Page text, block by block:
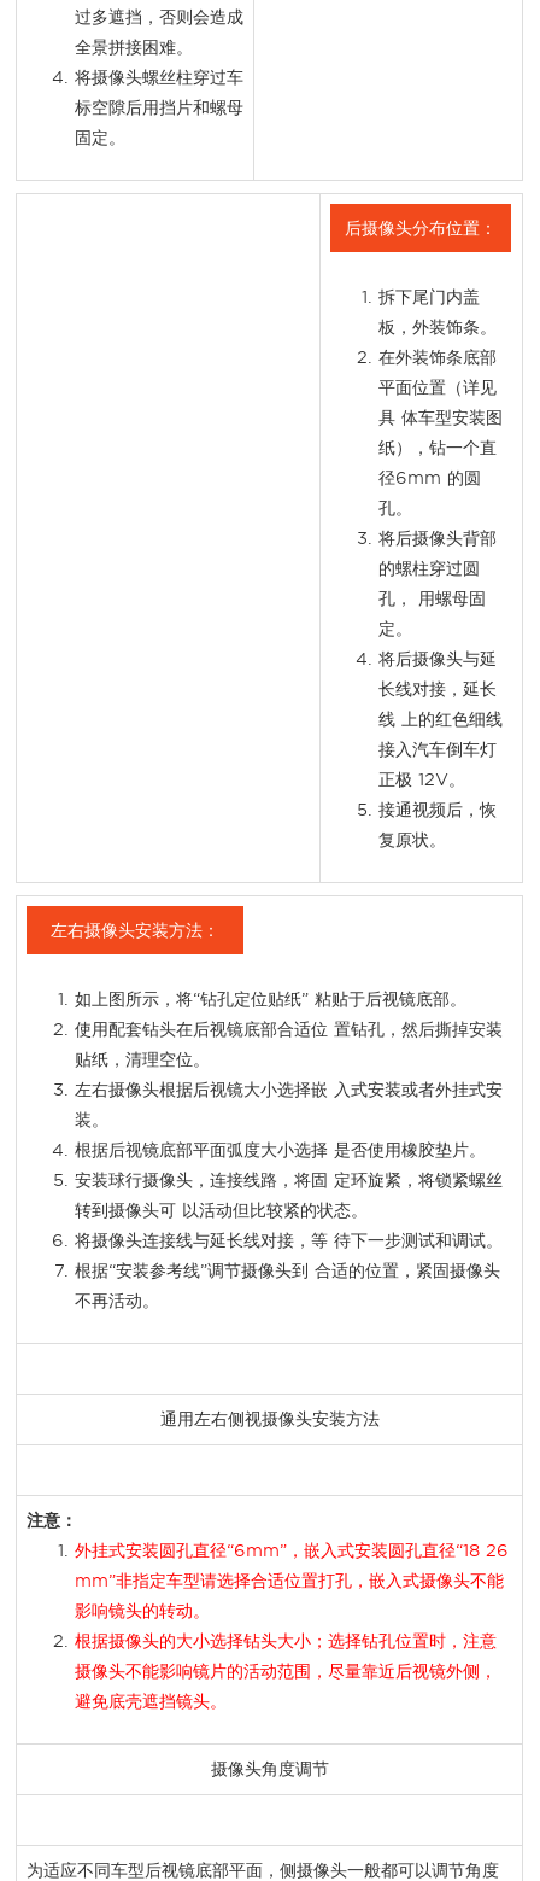
过多遮挡，否则会造成
全景拼接困难。
将摄像头螺丝柱穿过车
标空隙后用挡片和螺母
固定。
后摄像头分布位置：
拆下尾门内盖
板，外装饰条。
在外装饰条底部
平面位置（详见
具 体车型安装图
纸），钻一个直
径6mm 的圆
孔。
将后摄像头背部
的螺柱穿过圆
孔， 用螺母固
定。
将后摄像头与延
长线对接，延长
线 上的红色细线
接入汽车倒车灯
正极 12V。
接通视频后，恢
复原状。
左右摄像头安装方法：
如上图所示，将“钻孔定位贴纸” 粘贴于后视镜底部。
使用配套钻头在后视镜底部合适位 置钻孔，然后撕掉安装
贴纸，清理空位。
左右摄像头根据后视镜大小选择嵌 入式安装或者外挂式安
装。
根据后视镜底部平面弧度大小选择 是否使用橡胶垫片。
安装球行摄像头，连接线路，将固 定环旋紧，将锁紧螺丝
转到摄像头可 以活动但比较紧的状态。
将摄像头连接线与延长线对接，等 待下一步测试和调试。
根据“安装参考线”调节摄像头到 合适的位置，紧固摄像头
不再活动。
通用左右侧视摄像头安装方法
注意：
外挂式安装圆孔直径“6mm”，嵌入式安装圆孔直径“18 26
mm”非指定车型请选择合适位置打孔，嵌入式摄像头不能
影响镜头的转动。
根据摄像头的大小选择钻头大小；选择钻孔位置时，注意
摄像头不能影响镜片的活动范围，尽量靠近后视镜外侧，
避免底壳遮挡镜头。
摄像头角度调节
为适应不同车型后视镜底部平面，侧摄像头一般都可以调节角度